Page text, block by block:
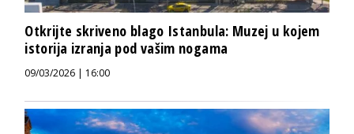
Otkrijte skriveno blago Istanbula: Muzej u kojem
istorija izranja pod vašim nogama
09/03/2026 | 16:00